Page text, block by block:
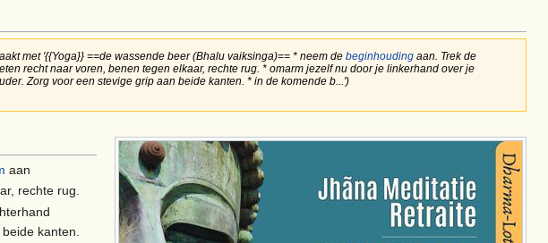
met '{{Yoga}} ==de wassende beer (Bhalu vaiksinga)== * neem de beginhouding‎‎aan. Trek de
recht naar voren, benen tegen elkaar, rechte rug. * omarm jezelf nu door je linkerhand over je
Zorg voor een stevige grip aan beide kanten. * in de komende b...')
aan
rechte rug.
kanten.